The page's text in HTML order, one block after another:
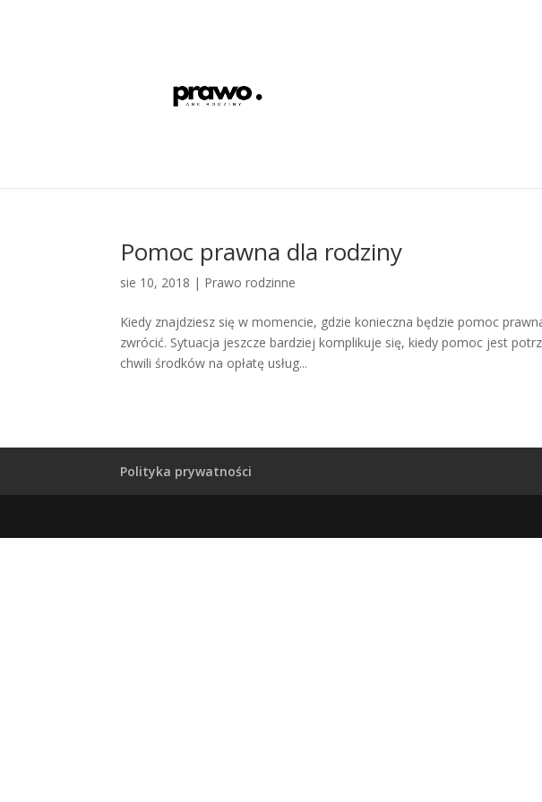
Pomoc prawna dla rodziny
sie 10, 2018 | Prawo rodzinne
Kiedy znajdziesz się w momencie, gdzie konieczna będzie pomoc
zwrócić. Sytuacja jeszcze bardziej komplikuje się, kiedy pomoc jest
chwili środków na opłatę usług...
Polityka prywatności